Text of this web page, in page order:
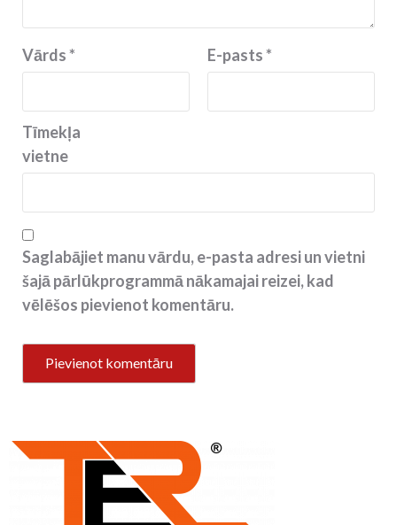
Vārds* E-pasts*
Tīmekļa
vietne
Saglabājiet manu vārdu, e-pasta adresi un vietni
šajā pārlūkprogrammā nākamajai reizei, kad
vēlēšos pievienot komentāru.